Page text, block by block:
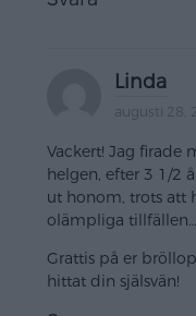
Linda
augusti 28,
Vackert! Jag firade
helgen, efter 3 1/2
ut honom, trots att
olämpliga tillfällen…
Grattis på er
hittat din själsvän!